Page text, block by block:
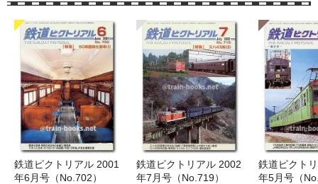
鉄道ピクトリアル 2001
年6月号（No.702）
鉄道ピクトリアル 2002
年7月号（No.719）
鉄道ピクト
年5月号（